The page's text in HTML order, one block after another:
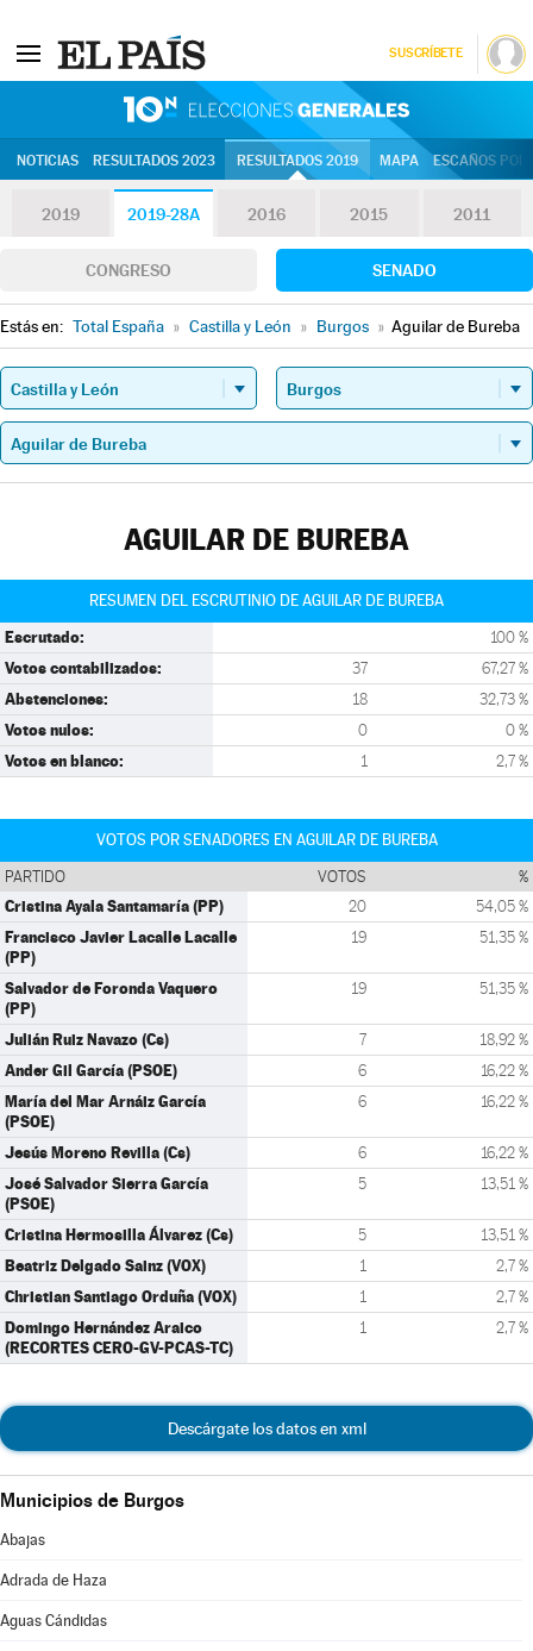
SUSCRÍBETE
NOTICIAS RESULTADOS 2023 RESULTADOS 2019 MAPA ESCAÑOS
2019 2019-28A 2016 2015 2011
CONGRESO SENADO
Estás en: Total España » Castilla y León » Burgos » Aguilar de Bureba
AGUILAR DE BUREBA
RESUMEN DEL ESCRUTINIO DE AGUILAR DE BUREBA
Escrutado: 100 %
Votos contabilizados: 37 67,27 %
Abstenciones: 18 32,73 %
Votos nulos: 0 0 %
Votos en blanco: 1 2,7 %
VOTOS POR SENADORES EN AGUILAR DE BUREBA
PARTIDO VOTOS %
Cristina Ayala Santamaría (PP) 20 54,05 %
Francisco Javier Lacalle Lacalle
(PP)
19 51,35 %
Salvador de Foronda Vaquero
(PP)
19 51,35 %
Julián Ruiz Navazo (Cs) 7 18,92 %
Ander Gil García (PSOE) 6 16,22 %
María del Mar Arnáiz García
(PSOE)
6 16,22 %
Jesús Moreno Revilla (Cs) 6 16,22 %
José Salvador Sierra García
(PSOE)
5 13,51 %
Cristina Hermosilla Álvarez (Cs) 5 13,51 %
Beatriz Delgado Sainz (VOX) 1 2,7 %
Christian Santiago Orduña (VOX) 1 2,7 %
Domingo Hernández Araico
(RECORTES CERO-GV-PCAS-TC)
1 2,7 %
Descárgate los datos en xml
Municipios de Burgos
Abajas
Adrada de Haza
Aguas Cándidas